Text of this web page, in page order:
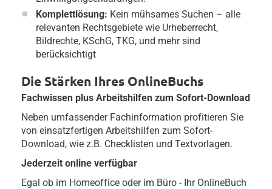
Komplettlösung: Kein mühsames Suchen – alle
relevanten Rechtsgebiete wie Urheberrecht,
Bildrechte, KSchG, TKG, und mehr sind
berücksichtigt
Die Stärken Ihres OnlineBuchs
Fachwissen plus Arbeitshilfen zum Sofort-Download
Neben umfassender Fachinformation profitieren Sie
von einsatzfertigen Arbeitshilfen zum Sofort-
Download, wie z.B. Checklisten und Textvorlagen.
Jederzeit online verfügbar
Egal ob im Homeoffice oder im Büro - Ihr OnlineBuch